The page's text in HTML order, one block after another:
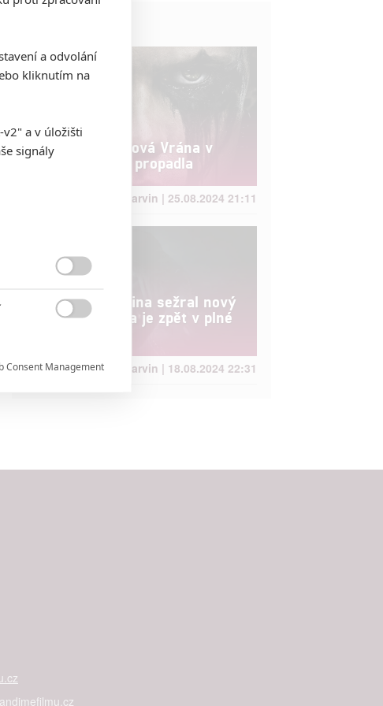
Box Office: Nová Vrána v
kinech krutě propadla
Anarvin | 25.08.2024 21:11
Box Office: Kina sežral nový
Vetřelec, sága je zpět v plné
Anarvin | 18.08.2024 22:31
a odvolání
kliknutím na
v2" a v úložišti
signály

Consent Management